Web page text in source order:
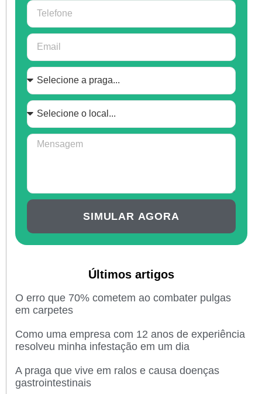
SIMULAR AGORA
Últimos artigos
O erro que 70% cometem ao combater pulgas
em carpetes
Como uma empresa com 12 anos de experiência
resolveu minha infestação em um dia
A praga que vive em ralos e causa doenças
gastrointestinais